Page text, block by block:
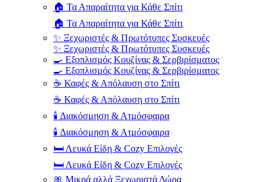
🏠 Τα Απαραίτητα για Κάθε Σπίτι
🏠 Τα Απαραίτητα για Κάθε Σπίτι
✨ Ξεχωριστές & Πρωτότυπες Συσκευές
✨ Ξεχωριστές & Πρωτότυπες Συσκευές
🍳 Εξοπλισμός Κουζίνας & Σερβιρίσματος
🍳 Εξοπλισμός Κουζίνας & Σερβιρίσματος
☕ Καφές & Απόλαυση στο Σπίτι
☕ Καφές & Απόλαυση στο Σπίτι
🕯️ Διακόσμηση & Ατμόσφαιρα
🕯️ Διακόσμηση & Ατμόσφαιρα
🛏️ Λευκά Είδη & Cozy Επιλογές
🛏️ Λευκά Είδη & Cozy Επιλογές
🎀 Μικρά αλλά Ξεχωριστά Δώρα